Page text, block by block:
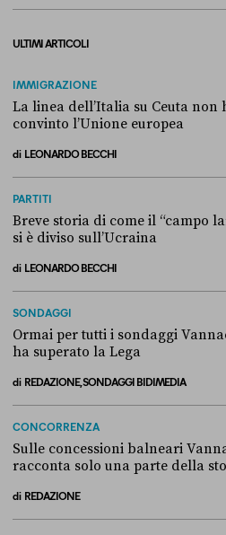
ULTIMI ARTICOLI
IMMIGRAZIONE
La linea dell’Italia su Ceuta non
convinto l’Unione europea
di LEONARDO BECCHI
PARTITI
Breve storia di come il “campo
si è diviso sull’Ucraina
di LEONARDO BECCHI
SONDAGGI
Ormai per tutti i sondaggi
ha superato la Lega
di REDAZIONE, SONDAGGI BIDIMEDIA
CONCORRENZA
Sulle concessioni balneari
racconta solo una parte della
di REDAZIONE